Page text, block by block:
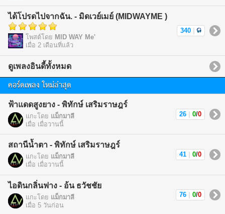
ได้โปรดไปจากฉัน. - มิดเวย์เมย์ (MIDWAYME )
โพสต์โดย MID WAY Me'
เมื่อ 2 เดือนที่แล้ว
340
ดูเพลงอินดี้ทั้งหมด
คอร์ดเพลง ใหม่ล่าสุด
ฟ้าแดดสูงยาง - พิทักษ์ เสริมราษฎร์
แกะโดย แม็กมาลี
เมื่อ เมื่อวานนี้
26 0/0
สถานีน้ำตา - พิทักษ์ เสริมราษฎร์
แกะโดย แม็กมาลี
เมื่อ เมื่อวานนี้
41 0/0
ไอดินกลิ่นฟาง - อ้น ธวัชชัย
แกะโดย แม็กมาลี
เมื่อ 5 วันก่อน
76 0/0